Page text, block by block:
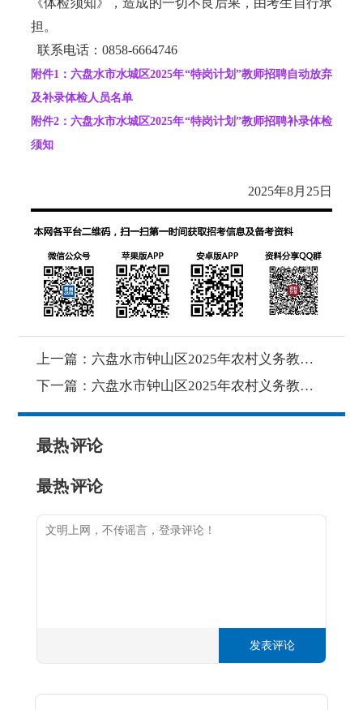
《体检须知》，造成的一切不良后果，由考生自行承
担。
联系电话：0858-6664746
附件1：六盘水市水城区2025年“特岗计划”教师招聘自动放弃
及补录体检人员名单
附件2：六盘水市水城区2025年“特岗计划”教师招聘补录体检
须知
2025年8月25日
上一篇： 六盘水市钟山区2025年农村义务教育阶段学校教师特设岗位计划招聘递补体检通知（第二批）
下一篇： 六盘水市钟山区2025年农村义务教育阶段学校教师特设岗位计划招聘第二批拟聘用人员名单公示
最热评论
最热评论
发表评论